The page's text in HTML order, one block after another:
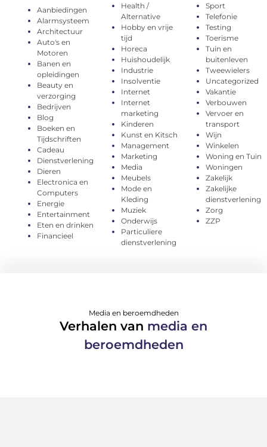
Aanbiedingen
Alarmsysteem
Architectuur
Auto's en
Motoren
Banen en
opleidingen
Beauty en
verzorging
Bedrijven
Blog
Boeken en
Tijdschriften
Cadeau
Dienstverlening
Dieren
Electronica en
Computers
Energie
Entertainment
Eten en drinken
Financieel
Health /
Alternative
Hobby en vrije
tijd
Horeca
Huishoudelijk
Industrie
Insolventie
Internet
Internet
marketing
Kinderen
Kunst en Kitsch
Management
Marketing
Media
Meubels
Mode en
Kleding
Muziek
Onderwijs
Particuliere
dienstverlening
Sport
Telefonie
Testing
Toerisme
Tuin en
buitenleven
Tweewielers
Uncategorized
Vakantie
Verbouwen
Vervoer en
transport
Wijn
Winkelen
Woning en Tuin
Woningen
Zakelijk
Zakelijke
dienstverlening
Zorg
ZZP
Media en beroemdheden
Verhalen van media en
beroemdheden